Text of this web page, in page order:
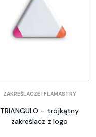
ZAKREŚLACZE I FLAMASTRY
TRIANGULO – trójkątny
zakreślacz z logo